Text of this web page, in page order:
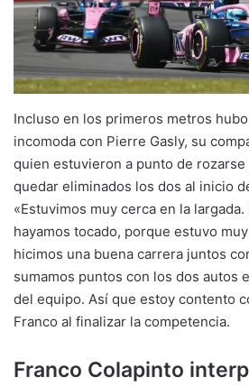
Incluso en los primeros metros
incomoda con Pierre Gasly, su
quien estuvieron a punto de rozarse
quedar eliminados los dos al inicio
«Estuvimos muy cerca en la
hayamos tocado, porque estuvo
hicimos una buena carrera juntos
sumamos puntos con los dos autos
del equipo. Así que estoy contento
Franco al finalizar la competencia.
Franco Colapinto